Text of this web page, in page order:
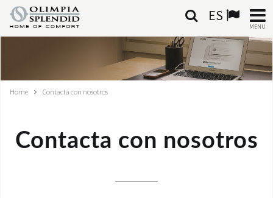
ES
MENU
HOME
CALEFACCIÓN
Home Contacta con nosotros
Contacta con nosotros